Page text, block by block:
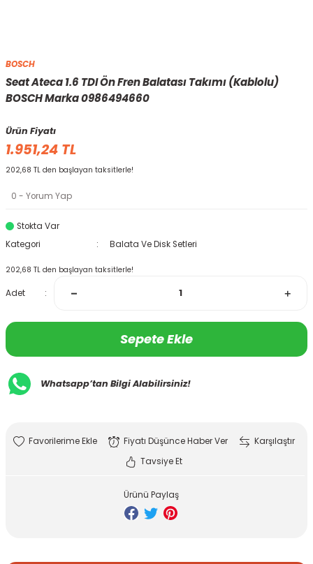
BOSCH
Seat Ateca 1.6 TDI Ön Fren Balatası Takımı (Kablolu)
BOSCH Marka 0986494660
Ürün Fiyatı
1.951,24 TL
202,68 TL den başlayan taksitlerle!
0 - Yorum Yap
Stokta Var
Kategori
Balata Ve Disk Setleri
202,68 TL den başlayan taksitlerle!
Adet
Sepete Ekle
Whatsapp’tan Bilgi Alabilirsiniz!
Fiyatı Düşünce Haber Ver
Karşılaştır
Tavsiye Et
Ürünü Paylaş